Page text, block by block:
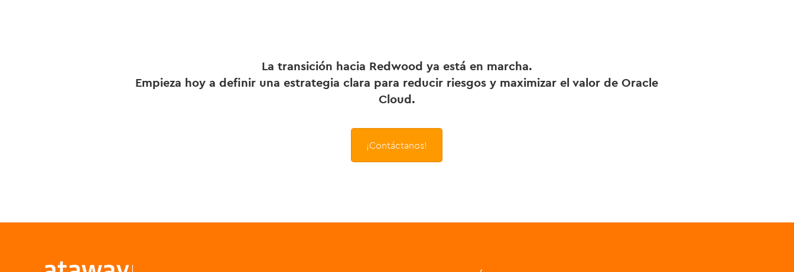
La transición hacia Redwood ya está en marcha.
Empieza hoy a definir una estrategia clara para reducir riesgos y maximizar el valor de Oracle
Cloud.
¡Contáctanos!